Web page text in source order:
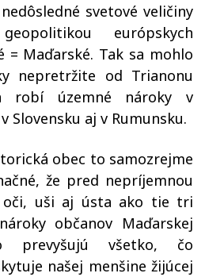
svetové veličiny
európskych
= Maďarské. Tak sa mohlo
nepretržite od Trianonu
robí územné nároky v
Slovensku aj v Rumunsku.
obec to samozrejme
že pred nepríjemnou
oči, uši aj ústa ako tie tri
občanov Maďarskej
prevyšujú všetko, čo
našej menšine žijúcej